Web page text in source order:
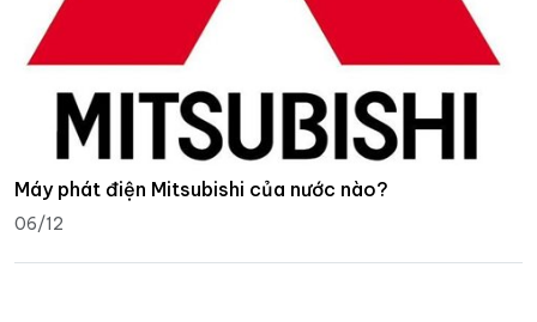
Máy phát điện Mitsubishi của nước nào?
06/12